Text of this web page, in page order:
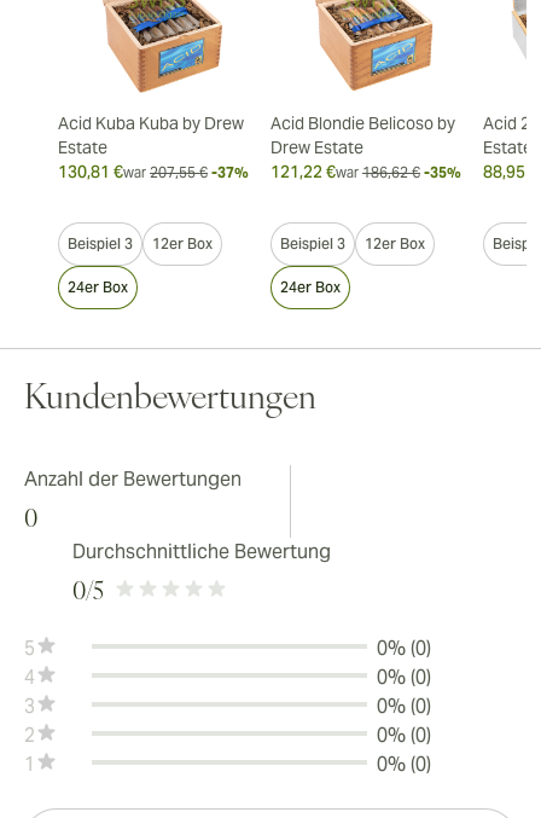
Acid Kuba Kuba by Drew
Estate
130,81 €war 207,55 € -37%
Beispiel 3 12er Box
24er Box
Acid Blondie Belicoso by
Drew Estate
121,22 €war 186,62 € -35%
Beispiel 3 12er Box
24er Box
Acid
Estate
88,95 €
Kundenbewertungen
Anzahl der Bewertungen
0
Durchschnittliche Bewertung
0/5
5
0% (0)
4
0% (0)
3
0% (0)
2
0% (0)
1
0% (0)